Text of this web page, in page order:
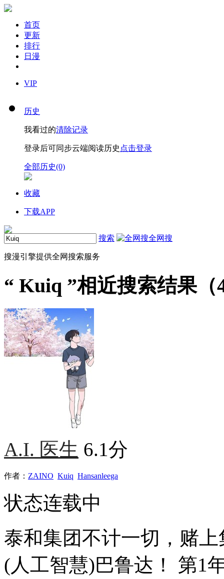
首页
更新
排行
日漫
VIP
历史
我看过的清除记录
登录后可同步云端阅读历史 点击登录
全部历史(0)
收藏
下载APP
搜索 全网搜
搜漫引擎提供全网搜索服务
“ Kuiq ”相近搜索结果（
A.I. 医生 6.1分
作者： ZAINO Kuiq Hansanleega
状态连载中
泰和集团不计一切，赌
(人工智慧)巴鲁达！ 第1